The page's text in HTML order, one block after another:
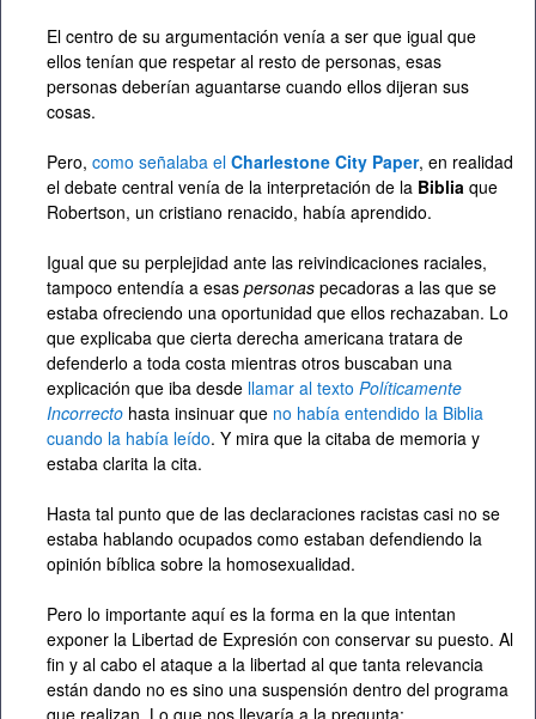
El centro de su argumentación venía a ser que igual que
ellos tenían que respetar al resto de personas, esas
personas deberían aguantarse cuando ellos dijeran sus
cosas.
Pero, como señalaba el Charlestone City Paper, en realidad
el debate central venía de la interpretación de la Biblia que
Robertson, un cristiano renacido, había aprendido.
Igual que su perplejidad ante las reivindicaciones raciales,
tampoco entendía a esas personas pecadoras a las que se
estaba ofreciendo una oportunidad que ellos rechazaban. Lo
que explicaba que cierta derecha americana tratara de
defenderlo a toda costa mientras otros buscaban una
explicación que iba desde llamar al texto Políticamente
Incorrecto hasta insinuar que no había entendido la Biblia
cuando la había leído. Y mira que la citaba de memoria y
estaba clarita la cita.
Hasta tal punto que de las declaraciones racistas casi no se
estaba hablando ocupados como estaban defendiendo la
opinión bíblica sobre la homosexualidad.
Pero lo importante aquí es la forma en la que intentan
exponer la Libertad de Expresión con conservar su puesto. Al
fin y al cabo el ataque a la libertad al que tanta relevancia
están dando no es sino una suspensión dentro del programa